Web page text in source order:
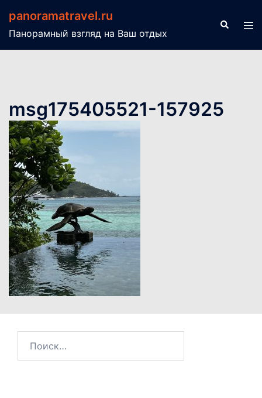
содержимому
panoramatravel.ru
Панорамный взгляд на Ваш отдых
Поиск
msg175405521-157925